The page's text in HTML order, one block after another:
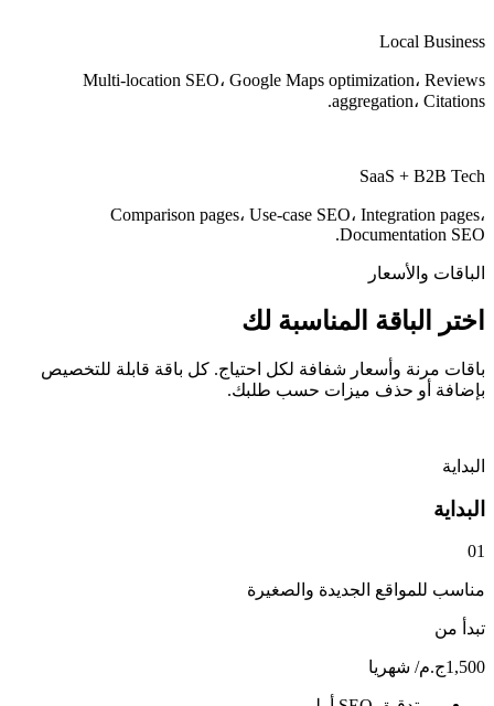
Local Business
Multi-location SEO، Google Maps optimization، Reviews
aggregation، Citations.
SaaS + B2B Tech
Comparison pages، Use-case SEO، Integration pages،
Documentation SEO.
الباقات والأسعار
اختر الباقة المناسبة لك
باقات مرنة وأسعار شفافة لكل احتياج. كل باقة قابلة للتخصيص
بإضافة أو حذف ميزات حسب طلبك.
البداية
البداية
01
مناسب للمواقع الجديدة والصغيرة
تبدأ من
1,500ج.م/ شهريا